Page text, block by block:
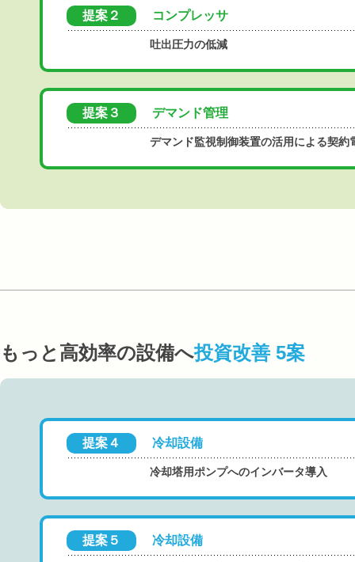
提案２ コンプレッサ
吐出圧力の低減
提案３ デマンド管理
デマンド監視制御装置の活用による契約
もっと高効率の設備へ投資改善 5案
提案４ 冷却設備
冷却塔用ポンプへのインバータ導入
提案５ 冷却設備